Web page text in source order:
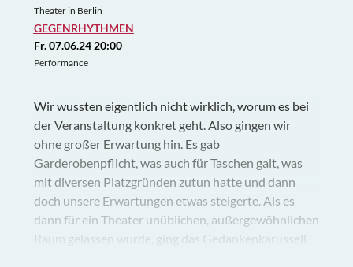
Theater in Berlin
GEGENRHYTHMEN
Fr. 07.06.24 20:00
Performance
Wir wussten eigentlich nicht wirklich, worum es bei
der Veranstaltung konkret geht. Also gingen wir
ohne großer Erwartung hin. Es gab
Garderobenpflicht, was auch für Taschen galt, was
mit diversen Platzgründen zutun hatte und dann
doch unsere Erwartungen etwas steigerte. Als es
dann für ein Theater unüblichen, außergewöhnlichen
Raum gelassen wurde, ging das Gedankenkarussell